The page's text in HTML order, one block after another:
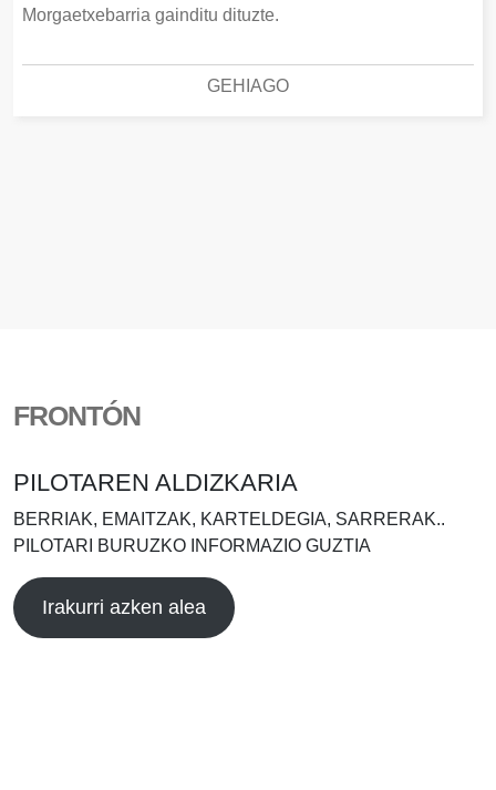
Morgaetxebarria gainditu dituzte.
GEHIAGO
FRONTÓN
PILOTAREN ALDIZKARIA
BERRIAK, EMAITZAK, KARTELDEGIA, SARRERAK..
PILOTARI BURUZKO INFORMAZIO GUZTIA
Irakurri azken alea